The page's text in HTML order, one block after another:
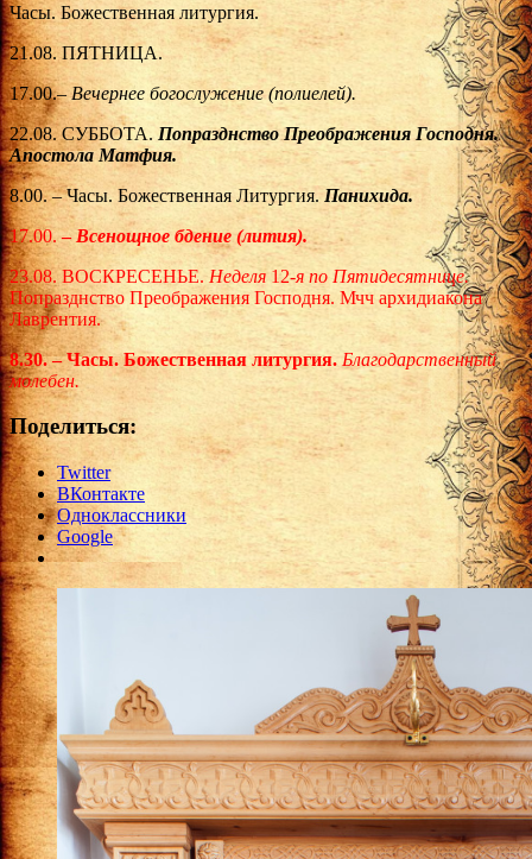
Часы. Божественная литургия.
21.08. ПЯТНИЦА.
17.00.–Вечернее богослужение (полиелей).
22.08. СУББОТА. Попразднство Преображения Господня.
Апостола Матфия.
8.00. – Часы. Божественная Литургия. Панихида.
17.00.– Всенощное бдение (лития).
23.08. ВОСКРЕСЕНЬЕ.Неделя 12-я по Пятидесятнице.
Попразднство Преображения Господня. Мчч архидиакона
Лаврентия.
8.30. – Часы. Божественная литургия. Благодарственный
молебен.
Поделиться:
Twitter
ВКонтакте
Одноклассники
Google